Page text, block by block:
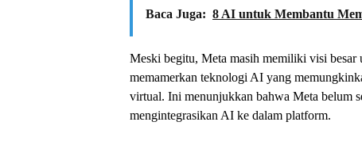
Baca Juga: 8 AI untuk Membantu
Meski begitu, Meta masih memiliki visi
memamerkan teknologi AI yang
virtual. Ini menunjukkan bahwa Meta belum
mengintegrasikan AI ke dalam platform.